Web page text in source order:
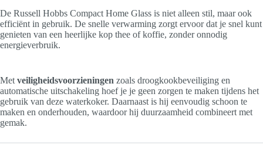
De Russell Hobbs Compact Home Glass is niet alleen stil, maar ook
efficiënt in gebruik. De snelle verwarming zorgt ervoor dat je snel kunt
genieten van een heerlijke kop thee of koffie, zonder onnodig
energieverbruik.
Met veiligheidsvoorzieningen zoals droogkookbeveiliging en
automatische uitschakeling hoef je je geen zorgen te maken tijdens het
gebruik van deze waterkoker. Daarnaast is hij eenvoudig schoon te
maken en onderhouden, waardoor hij duurzaamheid combineert met
gemak.